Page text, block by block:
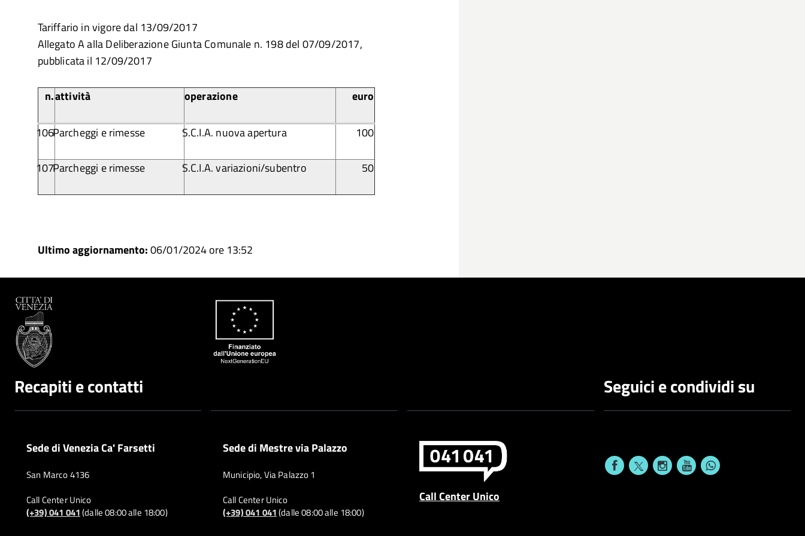
Tariffario in vigore dal 13/09/2017
Allegato A alla Deliberazione Giunta Comunale n. 198 del 07/09/2017,
pubblicata il 12/09/2017
n.attività operazione euro
106Parcheggi e rimesse S.C.I.A. nuova apertura 100
107Parcheggi e rimesse S.C.I.A. variazioni/subentro 50
Ultimo aggiornamento:06/01/2024 ore 13:52
Recapiti e contatti
Sede di Venezia Ca' Farsetti
San Marco 4136
Call Center Unico
(+39) 041 041(dalle 08:00 alle 18:00)
Sede di Mestre via Palazzo
Municipio, Via Palazzo 1
Call Center Unico
(+39) 041 041(dalle 08:00 alle 18:00)
Call Center Unico
Seguici e condividi su